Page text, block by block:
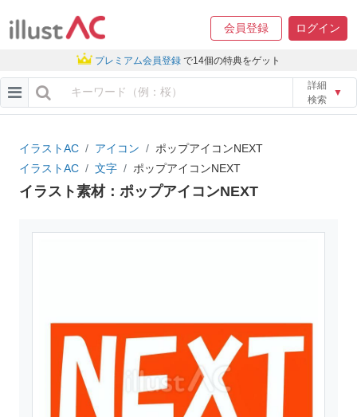
会員登録 ログイン
プレミアム会員登録 で14個の特典をゲット
詳細
検索
▼
イラストAC アイコン
ポップアイコンNEXT
イラストAC
文字 ポップアイコンNEXT
イラスト素材：ポップアイコンNEXT